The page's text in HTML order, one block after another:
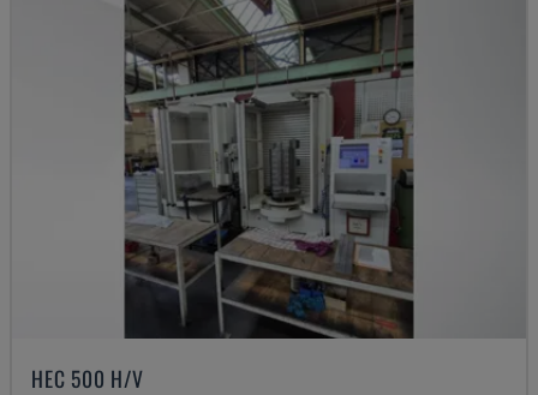
HEC 500 H/V